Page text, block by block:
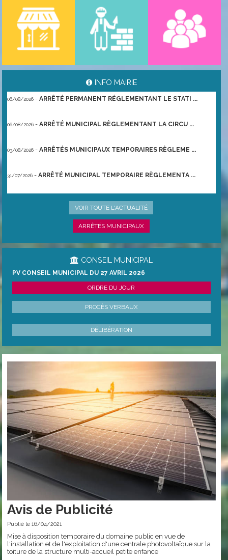
INFO MAIRIE
06/08/2026 -ARRÊTÉ PERMANENT RÉGLEMENTANT LE STATI ...
06/08/2026 -ARRÊTÉ MUNICIPAL RÈGLEMENTANT LA CIRCU ...
03/08/2026 -ARRÊTÉS MUNICIPAUX TEMPORAIRES RÈGLEME ...
31/07/2026 -ARRÊTÉ MUNICIPAL TEMPORAIRE RÈGLEMENTA ...
ARRÊTÉ PRÉFECTORAL DU 21/06/2026 TEMPO ...
VOIR TOUTE L'ACTUALITÉ
ARRÊTÉS MUNICIPAUX
CONSEIL MUNICIPAL
PV CONSEIL MUNICIPAL DU 27 AVRIL 2026
ORDRE DU JOUR
PROCÈS VERBAUX
DÉLIBÉRATION
Avis de Publicité
Publié le 16/04/2021
Mise à disposition temporaire du domaine public en vue de
l'installation et de l'exploitation d'une centrale photovoltaïque sur la
toiture de la structure multi-accueil petite enfance